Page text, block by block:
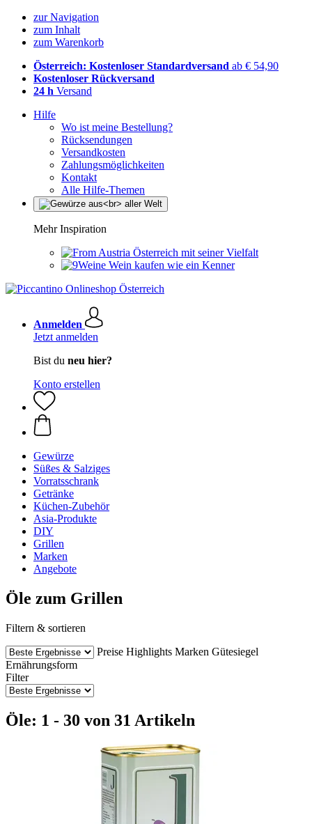
zur Navigation
zum Inhalt
zum Warenkorb
Österreich: Kostenloser Standardversand ab € 54,90
Kostenloser Rückversand
24 h Versand
Hilfe
Wo ist meine Bestellung?
Rücksendungen
Versandkosten
Zahlungsmöglichkeiten
Kontakt
Alle Hilfe-Themen
Mehr Inspiration
Österreich mit seiner Vielfalt
Wein kaufen wie ein Kenner
Anmelden
Jetzt anmelden
Bist du neu hier?
Konto erstellen
Gewürze
Süßes & Salziges
Vorratsschrank
Getränke
Küchen-Zubehör
Asia-Produkte
DIY
Grillen
Marken
Angebote
Öle zum Grillen
Filtern & sortieren
Preise Highlights Marken Gütesiegel
Ernährungsform
Filter
Öle: 1 - 30 von 31 Artikeln